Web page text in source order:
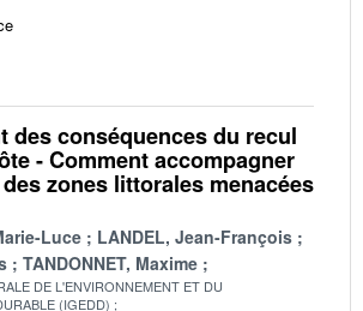
des conséquences du recul
- Comment accompagner
zones littorales menacées
Luce
LANDEL, Jean-François
TANDONNET, Maxime
DE L'ENVIRONNEMENT ET DU
(IGEDD)